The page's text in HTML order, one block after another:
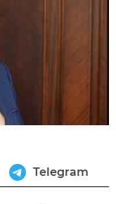
Telegram